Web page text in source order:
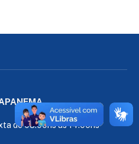
de 08:00hs às 14:00hs